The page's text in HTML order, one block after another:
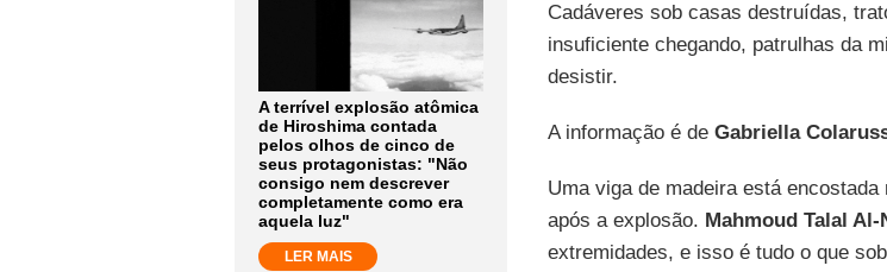
A terrível explosão atômica
de Hiroshima contada
pelos olhos de cinco de
seus protagonistas: "Não
consigo nem descrever
completamente como era
aquela luz"
LER MAIS
Cadáveres sob casas destruídas,
insuficiente chegando, patrulhas da
desistir.
A informação é deGabriella
Uma viga de madeira está
após a explosão. Mahmoud Talal Al-
extremidades, e isso é tudo o que